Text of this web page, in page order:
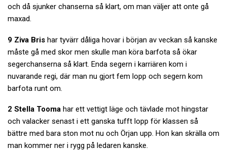
och då sjunker chanserna så klart, om man väljer att onte gå
maxad.
9 Ziva Bris har tyvärr dåliga hovar i början av veckan så kanske
måste gå med skor men skulle man köra barfota så ökar
segerchanserna så klart. Enda segern i karriären kom i
nuvarande regi, där man nu gjort fem lopp och segern kom
barfota runt om.
2 Stella Tooma har ett vettigt läge och tävlade mot hingstar
och valacker senast i ett ganska tufft lopp för klassen så
bättre med bara ston mot nu och Örjan upp. Hon kan skrälla om
man kommer ner i rygg på ledaren kanske.